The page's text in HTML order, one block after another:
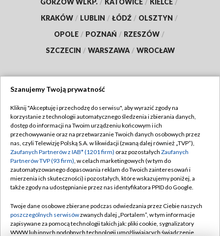
GORZÓW WLKP. / KATOWICE / KIELCE /
KRAKÓW / LUBLIN / ŁÓDŹ / OLSZTYN /
OPOLE / POZNAŃ / RZESZÓW /
SZCZECIN / WARSZAWA / WROCŁAW
TVP
Abonament TVP
Emisja w TVP
Centrum informacji TVP
Naziemna Telewizja Cyfrowa
Rada Programowa
System NOS
Regulamin TVP
Polityka prywatności
Moje zgody
Pomoc
Kontakt
Szanujemy Twoją prywatność
Kliknij "Akceptuję i przechodzę do serwisu", aby wyrazić zgody na
korzystanie z technologii automatycznego śledzenia i zbierania danych,
dostęp do informacji na Twoim urządzeniu końcowym i ich
przechowywanie oraz na przetwarzanie Twoich danych osobowych przez
nas, czyli Telewizję Polską S.A. w likwidacji (zwaną dalej również „TVP”),
Zaufanych Partnerów z IAB* (1201 firm) oraz pozostałych Zaufanych
Partnerów TVP (93 firm), w celach marketingowych (w tym do
zautomatyzowanego dopasowania reklam do Twoich zainteresowań i
mierzenia ich skuteczności) i pozostałych, które wskazujemy poniżej, a
także zgody na udostępnianie przez nas identyfikatora PPID do Google.
Twoje dane osobowe zbierane podczas odwiedzania przez Ciebie naszych
poszczególnych serwisówzwanych dalej „Portalem”, w tym informacje
zapisywane za pomocą technologii takich jak: pliki cookie, sygnalizatory
WWW lub innych podobnych technologii umożliwiających świadczenie